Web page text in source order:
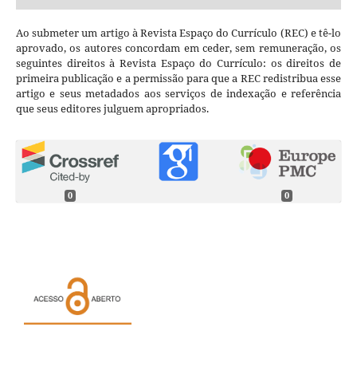
Ao submeter um artigo à Revista Espaço do Currículo (REC) e tê-lo
aprovado, os autores concordam em ceder, sem remuneração, os
seguintes direitos à Revista Espaço do Currículo: os direitos de
primeira publicação e a permissão para que a REC redistribua esse
artigo e seus metadados aos serviços de indexação e referência
que seus editores julguem apropriados.
0 0